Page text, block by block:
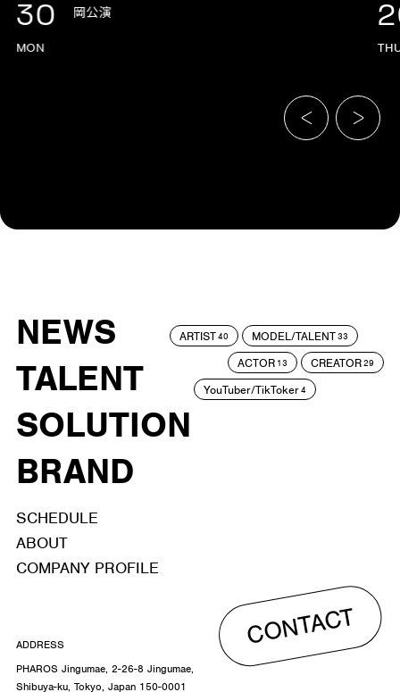
30
MON
岡公演
NEWS
TALENT
SOLUTION
BRAND
ARTIST40 MODEL/TALENT33
ACTOR 13 CREATOR29
YouTuber/TikToker4
SCHEDULE
ABOUT
COMPANY PROFILE
CONTACT
ADDRESS
PHAROS Jingumae, 2-26-8 Jingumae,
Shibuya-ku, Tokyo, Japan 150-0001